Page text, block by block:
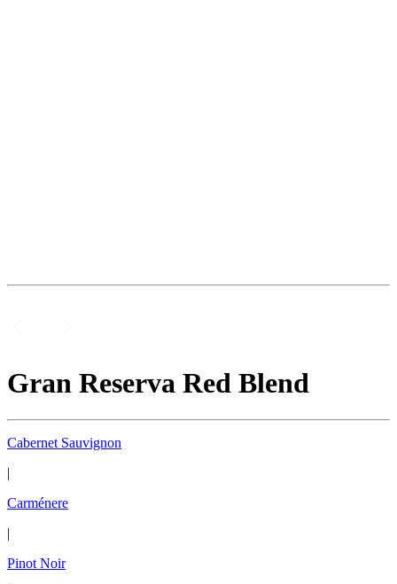
Gran Reserva Red Blend
Cabernet Sauvignon
|
Carménere
|
Pinot Noir